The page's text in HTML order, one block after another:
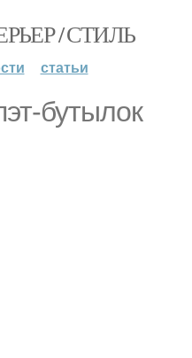
/ СТИЛЬ
статьи
бутылок